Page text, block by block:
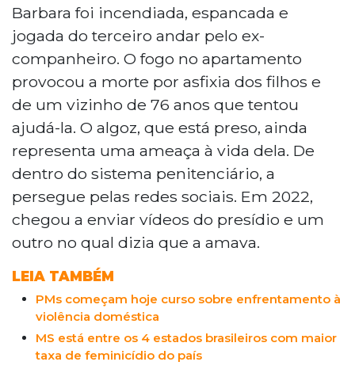
tentativa de feminicídio em 2013, luta
pela aprovação da Lei Bárbara Penna,
que visa endurecer punições contra
agressores. Após ser incendiada e jogada
de um prédio pelo ex-companheiro, ela
enfrenta sequelas físicas e psicológicas,
além de perseguições mesmo com ele
preso. A proposta inclui medidas como o
fim de benefícios penais e transferência
de presos para outros estados. Bárbara
também critica a falta de proteção efetiva
às vítimas, destacando a necessidade de
formação de agentes de segurança e
respostas rápidas às denúncias. Sua
história inspira mobilização e apoio a
outras mulheres em situação de violência.
Barbara foi incendiada, espancada e
jogada do terceiro andar pelo ex-
companheiro. O fogo no apartamento
provocou a morte por asfixia dos filhos e
de um vizinho de 76 anos que tentou
ajudá-la. O algoz, que está preso, ainda
representa uma ameaça à vida dela. De
dentro do sistema penitenciário, a
persegue pelas redes sociais. Em 2022,
chegou a enviar vídeos do presídio e um
outro no qual dizia que a amava.
LEIA TAMBÉM
PMs começam hoje curso sobre enfrentamento à
violência doméstica
MS está entre os 4 estados brasileiros com maior
taxa de feminicídio do país